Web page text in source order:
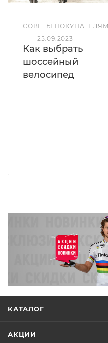
СОВЕТЫ ПОКУПАТЕЛЯМ
— 25.09.2023
Как выбрать
шоссейный
велосипед
КАТАЛОГ
АКЦИИ